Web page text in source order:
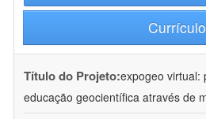
Currículo
Título do Projeto:expogeo virtual:
educação geocientífica através de